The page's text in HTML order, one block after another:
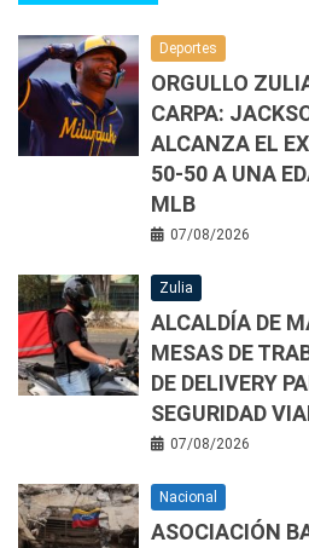
Deportes
ORGULLO
CARPA:
ALCANZA EL
50-50 A UNA
MLB
07/08/2026
Zulia
ALCALDÍA DE
MESAS DE
DE DELIVERY
SEGURIDAD
07/08/2026
Nacional
ASOCIACIÓN